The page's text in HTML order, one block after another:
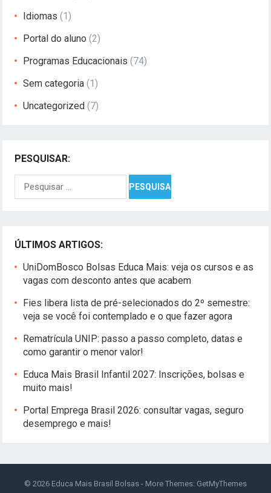
Idiomas (1)
Portal do aluno (2)
Programas Educacionais (74)
Sem categoria (1)
Uncategorized (7)
PESQUISAR:
Pesquisar
por:
ÚLTIMOS ARTIGOS:
UniDomBosco Bolsas Educa Mais: veja os cursos e as
vagas com desconto antes que acabem
Fies libera lista de pré-selecionados do 2º semestre:
veja se você foi contemplado e o que fazer agora
Rematrícula UNIP: passo a passo completo, datas e
como garantir o menor valor!
Educa Mais Brasil Infantil 2027: Inscrições, bolsas e
muito mais!
Portal Emprega Brasil 2026: consultar vagas, seguro
desemprego e mais!
© 2026 Educa Mais Brasil Bolsas - More Themes: GetMyThemes